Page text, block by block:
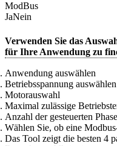
ModBus
JaNein
Verwenden Sie das
für Ihre Anwendung zu
Anwendung auswählen
Betriebsspannung auswählen
Motorauswahl
Maximal zulässige
Anzahl der gesteuerten
Wählen Sie, ob eine
Das Tool zeigt die besten 4